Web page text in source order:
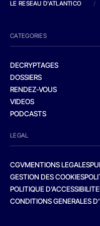
LE RESEAU D'ATLANTICO
/
CATEGORIES
DECRYPTAGES
DOSSIERS
RENDEZ-VOUS
VIDEOS
PODCASTS
LEGAL
CGVMENTIONS LEGALES
GESTION DES COOKIES
POLITIQUE D’ACCESSIBILITE
CONDITIONS GENERALES